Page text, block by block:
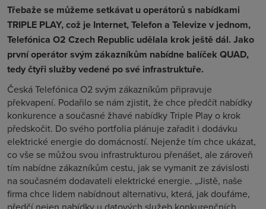
Třebaže se můžeme setkávat u operátorů s nabídkami
TRIPLE PLAY, což je Internet, Telefon a Televize v jednom,
Telefónica O2 Czech Republic udělala krok ještě dál. Jako
první operátor svým zákazníkům nabídne balíček QUAD,
tedy čtyři služby vedené po své infrastruktuře.
Česká Telefónica O2 svým zákazníkům připravuje
překvapení. Podařilo se nám zjistit, že chce předčít nabídky
konkurence a současné žhavé nabídky Triple Play o krok
předskočit. Do svého portfolia plánuje zařadit i dodávku
elektrické energie do domácností. Nejenže tím chce ukázat,
co vše se můžou svou infrastrukturou přenášet, ale zároveň
tím nabídne zákazníkům cestu, jak se vymanit ze závislosti
na současném dodavateli elektrické energie. „Jistě, naše
firma chce lidem nabídnout alternativu, která, jak doufáme,